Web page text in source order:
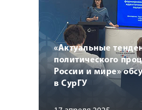
«Актуальные
политического
России и мире»
в СурГУ